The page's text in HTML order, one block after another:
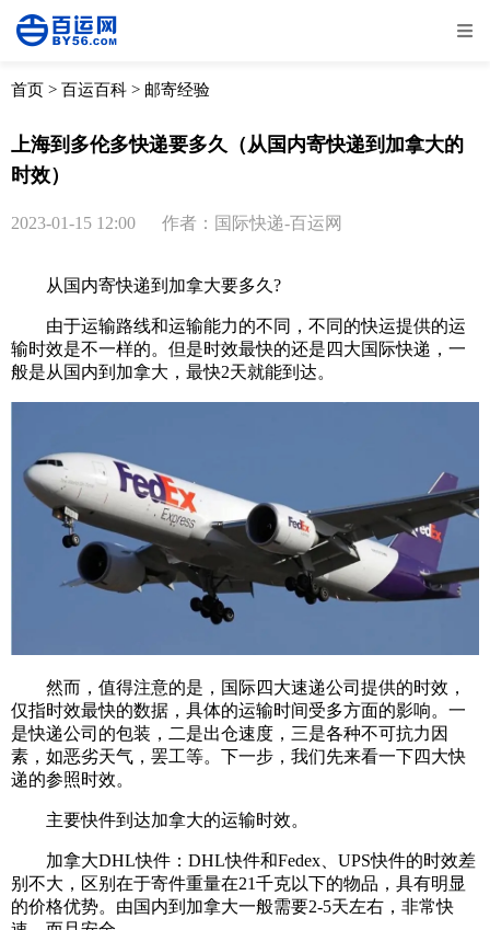
全部 物流资讯
首页 > 百运百科 > 邮寄经验
上海到多伦多快递要多久（从国内寄快递到加拿大的
时效）
2023-01-15 12:00 作者：国际快递-百运网
从国内寄快递到加拿大要多久?
由于运输路线和运输能力的不同，不同的快运提供的运
输时效是不一样的。但是时效最快的还是四大国际快递，一
般是从国内到加拿大，最快2天就能到达。
然而，值得注意的是，国际四大速递公司提供的时效，
仅指时效最快的数据，具体的运输时间受多方面的影响。一
是快递公司的包装，二是出仓速度，三是各种不可抗力因
素，如恶劣天气，罢工等。下一步，我们先来看一下四大快
递的参照时效。
主要快件到达加拿大的运输时效。
加拿大DHL快件：DHL快件和Fedex、UPS快件的时效差
别不大，区别在于寄件重量在21千克以下的物品，具有明显
的价格优势。由国内到加拿大一般需要2-5天左右，非常快